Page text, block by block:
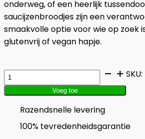
onderweg, of een heerlijk
saucijzenbroodjes zijn een
smaakvolle optie voor wie op zoek
glutenvrij of vegan hapje.
Saucijzenbroodje
Glutenvrij
aantal
Voeg toe
SKU:
Razendsnelle levering
100% tevredenheidsgarantie